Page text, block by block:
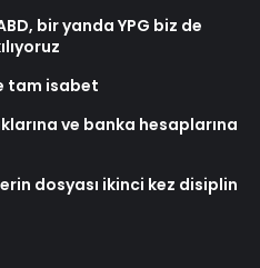
bir yanda YPG biz de
tam isabet
ve banka hesaplarına
dosyası ikinci kez disiplin